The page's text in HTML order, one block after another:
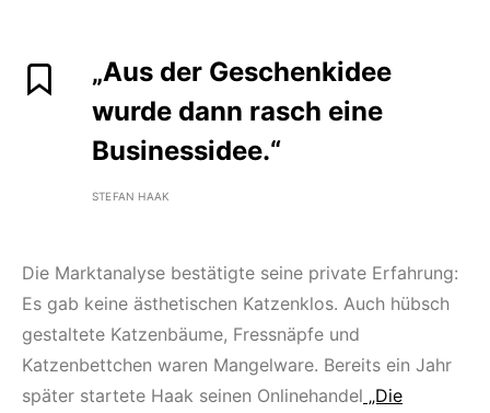
„Aus der Geschenkidee
wurde dann rasch eine
Businessidee.“
STEFAN HAAK
Die Marktanalyse bestätigte seine private Erfahrung:
Es gab keine ästhetischen Katzenklos. Auch hübsch
gestaltete Katzenbäume, Fressnäpfe und
Katzenbettchen waren Mangelware. Bereits ein Jahr
später startete Haak seinen Onlinehandel „Die